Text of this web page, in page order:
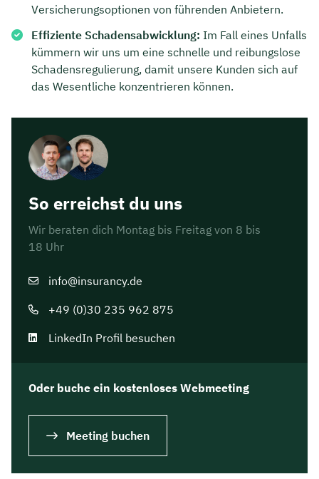
Versicherungsoptionen von führenden Anbietern.
Effiziente Schadensabwicklung: Im Fall eines Unfalls
kümmern wir uns um eine schnelle und reibungslose
Schadensregulierung, damit unsere Kunden sich auf
das Wesentliche konzentrieren können.
So erreichst du uns
Wir beraten dich Montag bis Freitag von 8 bis
18 Uhr
info@insurancy.de
+49 (0)30 235 962 875
LinkedIn Profil besuchen
Oder buche ein kostenloses Webmeeting
Meeting buchen
Jetzt persönliches
Beratungsgespräch mit Jonas
Ubben sichern 🤝
Wir beraten dich Montag bis Freitag von 8 bis